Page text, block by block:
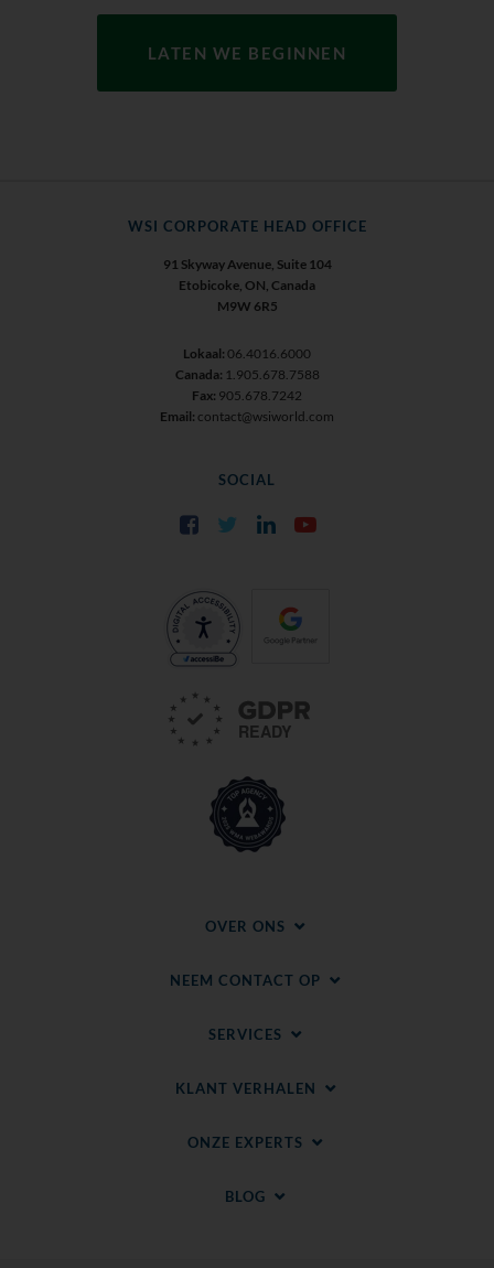
WSI CORPORATE HEAD OFFICE
91 Skyway Avenue, Suite 104
Etobicoke, ON, Canada
M9W 6R5
Lokaal: 06.4016.6000
Canada: 1.905.678.7588
Fax: 905.678.7242
Email: contact@wsiworld.com
SOCIAL
FacebookTwitter LinkedIn
OVER ONS
NEEM CONTACT OP
SERVICES
KLANT VERHALEN
ONZE EXPERTS
BLOG